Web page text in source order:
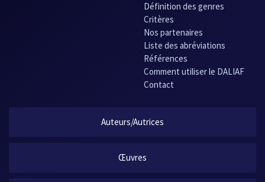
Définition des genres
Critères
Nos partenaires
Liste des abréviations
Références
Comment utiliser le DALIAF
Contact
Auteurs/Autrices
Œuvres